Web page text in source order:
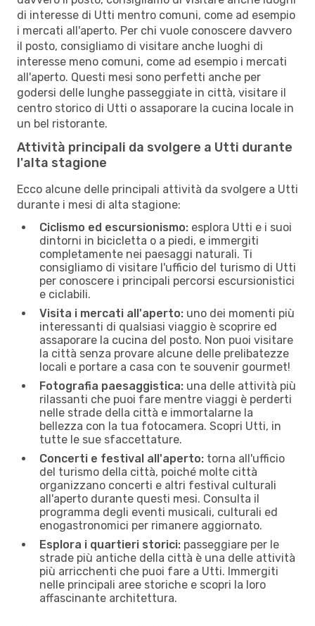
di interesse di Utti mentro comuni, come ad esempio
i mercati all'aperto. Per chi vuole conoscere davvero
il posto, consigliamo di visitare anche luoghi di
interesse meno comuni, come ad esempio i mercati
all'aperto. Questi mesi sono perfetti anche per
godersi delle lunghe passeggiate in città, visitare il
centro storico di Utti o assaporare la cucina locale in
un bel ristorante.
Attività principali da svolgere a Utti durante
l'alta stagione
Ecco alcune delle principali attività da svolgere a Utti
durante i mesi di alta stagione:
Ciclismo ed escursionismo: esplora Utti e i suoi
dintorni in bicicletta o a piedi, e immergiti
completamente nei paesaggi naturali. Ti
consigliamo di visitare l'ufficio del turismo di Utti
per conoscere i principali percorsi escursionistici
e ciclabili.
Visita i mercati all'aperto: uno dei momenti più
interessanti di qualsiasi viaggio è scoprire ed
assaporare la cucina del posto. Non puoi visitare
la città senza provare alcune delle prelibatezze
locali e portare a casa con te souvenir gourmet!
Fotografia paesaggistica: una delle attività più
rilassanti che puoi fare mentre viaggi è perderti
nelle strade della città e immortalarne la
bellezza con la tua fotocamera. Scopri Utti, in
tutte le sue sfaccettature.
Concerti e festival all'aperto: torna all'ufficio
del turismo della città, poiché molte città
organizzano concerti e altri festival culturali
all'aperto durante questi mesi. Consulta il
programma degli eventi musicali, culturali ed
enogastronomici per rimanere aggiornato.
Esplora i quartieri storici: passeggiare per le
strade più antiche della città è una delle attività
più arricchenti che puoi fare a Utti. Immergiti
nelle principali aree storiche e scopri la loro
affascinante architettura.